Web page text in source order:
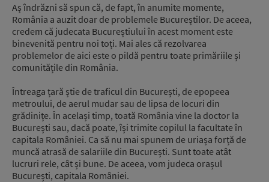
Aș îndrăzni să spun că, de fapt, în anumite momente,
România a auzit doar de problemele Bucureștilor. De aceea,
credem că judecata Bucureștiului în acest moment este
binevenită pentru noi toți. Mai ales că rezolvarea
problemelor de aici este o pildă pentru toate primăriile și
comunitățile din România.
Întreaga țară știe de traficul din București, de epopeea
metroului, de aerul mudar sau de lipsa de locuri din
grădinițe. În același timp, toată România vine la doctor la
București sau, dacă poate, își trimite copilul la facultate în
capitala României. Ca să nu mai spunem de uriașa forță de
muncă atrasă de salariile din București. Sunt toate atât
lucruri rele, cât și bune. De aceea, vom judeca orașul
București, capitala României.